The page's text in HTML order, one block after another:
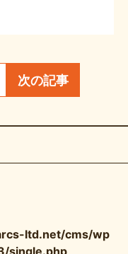
次の記事
ltd.net/cms/wp